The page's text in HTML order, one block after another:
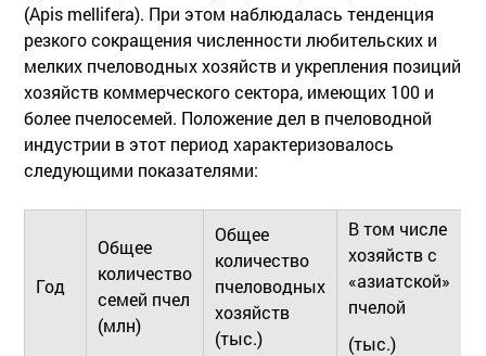
(Apis mellifera). При этом наблюдалась тенденция
резкого сокращения численности любительских и
мелких пчеловодных хозяйств и укрепления позиций
хозяйств коммерческого сектора, имеющих 100 и
более пчелосемей. Положение дел в пчеловодной
индустрии в этот период характеризовалось
следующими показателями:
Год
Общее
количество
семей пчел
(млн)
Общее
количество
пчеловодных
хозяйств
(тыс.)
В том числе
хозяйств с
«азиатской»
пчелой
(тыс.)